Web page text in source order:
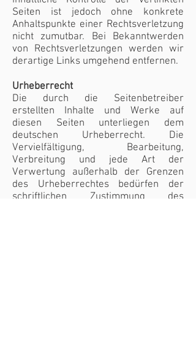
Seiten ist jedoch ohne konkrete
Anhaltspunkte einer Rechtsverletzung
nicht zumutbar. Bei Bekanntwerden
von Rechtsverletzungen werden wir
derartige Links umgehend entfernen.
Urheberrecht
Die durch die Seitenbetreiber
erstellten Inhalte und Werke auf
diesen Seiten unterliegen dem
deutschen Urheberrecht. Die
Vervielfältigung, Bearbeitung,
Verbreitung und jede Art der
Verwertung außerhalb der Grenzen
des Urheberrechtes bedürfen der
schriftlichen Zustimmung des